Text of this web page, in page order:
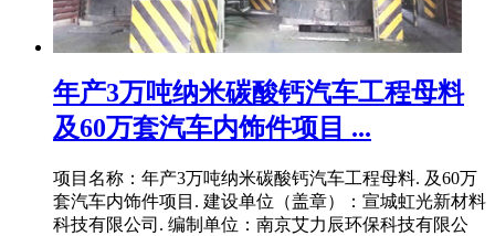
年产3万吨纳米碳酸钙汽车工程母料
及60万套汽车内饰件项目 ...
项目名称：年产3万吨纳米碳酸钙汽车工程母料. 及60万
套汽车内饰件项目. 建设单位（盖章）：宣城虹光新材料
科技有限公司. 编制单位：南京艾力辰环保科技有限公